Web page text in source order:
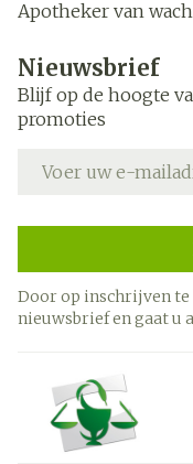
Apotheker van
Nieuwsbrief
Blijf op de hoogte
promoties
Door op inschrijven
nieuwsbrief en gaat u